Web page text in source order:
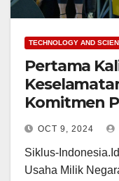
TECHNOLOGY AND
Pertama
Komitmen
Regional
Aspek K3
OCT 9, 2024
Siklus-
Usaha Milik